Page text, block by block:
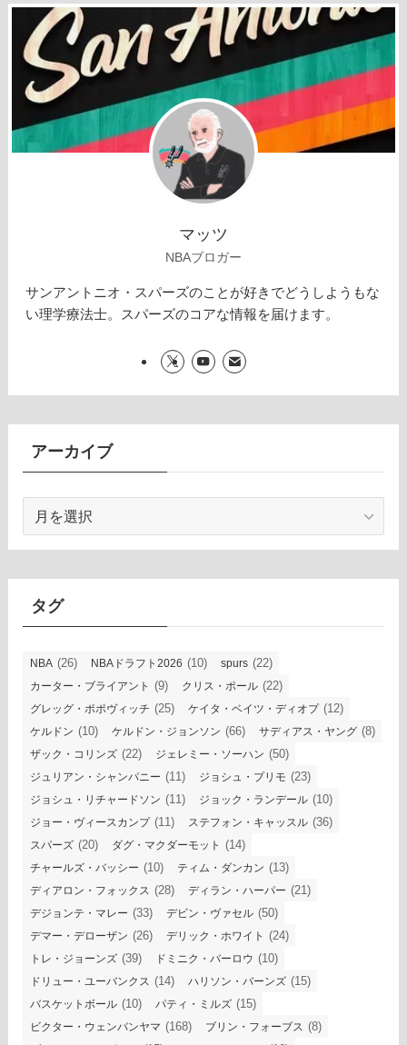
マッツ
NBAブロガー
サンアントニオ・スパーズのことが好きでどうしようもな
い理学療法士。スパーズのコアな情報を届けます。
アーカイブ
カ
イ
タグ
NBA (26) NBAドラフト2026 (10) spurs (22)
カーター・ブライアント (9) クリス・ポール (22)
グレッグ・ポポヴィッチ (25) ケイタ・ベイツ・ディオプ(12)
ケルドン (10) ケルドン・ジョンソン (66) サディアス・ヤング (8)
ザック・コリンズ (22) ジェレミー・ソーハン (50)
ジュリアン・シャンパニー (11) ジョシュ・プリモ (23)
ジョシュ・リチャードソン (11) ジョック・ランデール (10)
ジョー・ヴィースカンプ(11) ステフォン・キャッスル (36)
スパーズ (20) ダグ・マクダーモット (14)
チャールズ・バッシー (10) ティム・ダンカン (13)
ディアロン・フォックス (28) ディラン・ハーパー (21)
デジョンテ・マレー (33) デビン・ヴァセル (50)
デマー・デローザン (26) デリック・ホワイト (24)
トレ・ジョーンズ (39) ドミニク・バーロウ (10)
ドリュー・ユーバンクス (14) ハリソン・バーンズ (15)
バスケットボール (10) パティ・ミルズ (15)
ビクター・ウェンバンヤマ (168) ブリン・フォーブス (8)